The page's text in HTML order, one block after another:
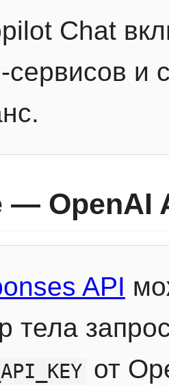
Chat
сервисов и
— OpenAI
API
тела
от